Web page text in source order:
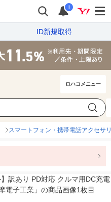
i
ID新規取得
ロハコメニュー
スマートフォン・携帯電話アクセサ